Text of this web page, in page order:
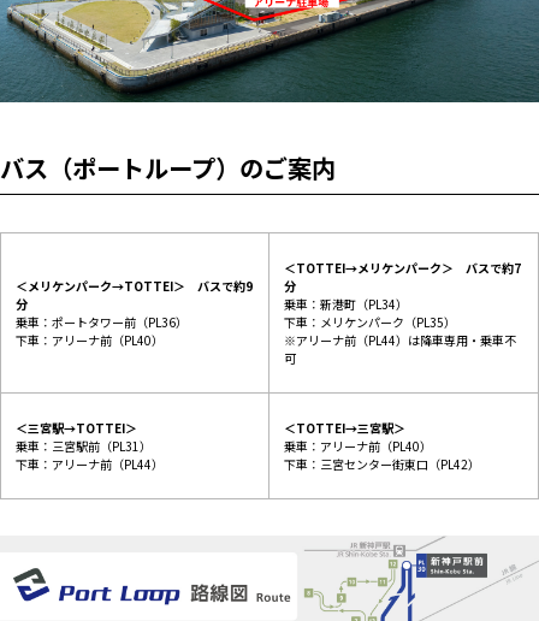
バス（ポートループ）のご案内
＜メリケンパーク→TOTTEI＞ バスで約9
分
乗車：ポートタワー前（PL36）
下車：アリーナ前（PL40）
＜TOTTEI→メリケンパーク＞ バスで約7
分
乗車：新港町（PL34）
下車：メリケンパーク（PL35）
※アリーナ前（PL44）は降車専用・乗車不
可
＜三宮駅→TOTTEI＞
乗車：三宮駅前（PL31）
下車：アリーナ前（PL44）
＜TOTTEI→三宮駅＞
乗車：アリーナ前（PL40）
下車：三宮センター街東口（PL42）